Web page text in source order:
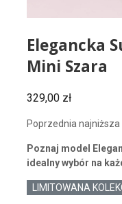
Elegancka
Mini Szara
329,00 zł
Poprzednia najniższa
Poznaj model
idealny wybór na
LIMITOWANA